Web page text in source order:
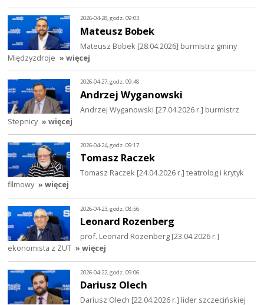
2026-04-28, godz. 09:03
Mateusz Bobek
Mateusz Bobek [28.04.2026] burmistrz gminy
Międzyzdroje » więcej
2026-04-27, godz. 09:48
Andrzej Wyganowski
Andrzej Wyganowski [27.04.2026 r.] burmistrz
Stepnicy » więcej
2026-04-24, godz. 09:17
Tomasz Raczek
Tomasz Raczek [24.04.2026 r.] teatrolog i krytyk
filmowy » więcej
2026-04-23, godz. 08:56
Leonard Rozenberg
prof. Leonard Rozenberg [23.04.2026 r.]
ekonomista z ZUT » więcej
2026-04-22, godz. 09:06
Dariusz Olech
Dariusz Olech [22.04.2026 r.] lider szczecińskiej